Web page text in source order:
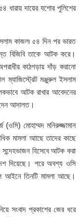
ধারায় দায়ের যশোর পুলিশের
কাজল৷ ৫৪ দিন পর ভারত
বিজিবি তাকে আটক করে।
কাঠগড়ায় দাঁড় করানো
মঞ্জুরুল ইসলাম
আটক রাখার আবেদনের
দেন আদালত।
(ওসি) মোহাম্মদ মনিরুজ্জামান
মামলা আাছে তাদের কাছে
হিসেবে আটক করা
দিয়েছে। পরে অবশ্য ওসি
আইনে তিনটি মামলা আছে।
সংবাদ প্রকাশের জের ধরে